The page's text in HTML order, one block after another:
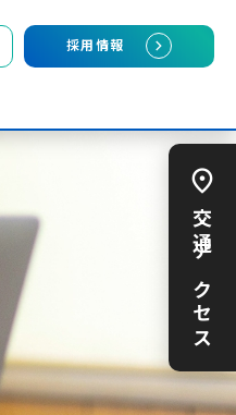
交通アクセス
採用情報 chevron_right
採用情報 chevron_right